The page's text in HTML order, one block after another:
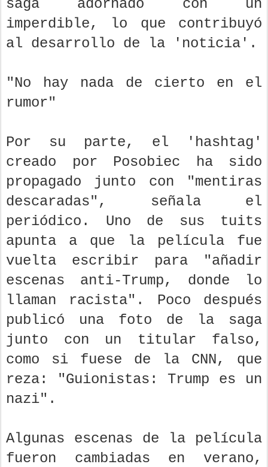
saga adornado con un
imperdible, lo que contribuyó
al desarrollo de la 'noticia'.
"No hay nada de cierto en el
rumor"
Por su parte, el 'hashtag'
creado por Posobiec ha sido
propagado junto con "mentiras
descaradas", señala el
periódico. Uno de sus tuits
apunta a que la película fue
vuelta escribir para "añadir
escenas anti-Trump, donde lo
llaman racista". Poco después
publicó una foto de la saga
junto con un titular falso,
como si fuese de la CNN, que
reza: "Guionistas: Trump es un
nazi".
Algunas escenas de la película
fueron cambiadas en verano,